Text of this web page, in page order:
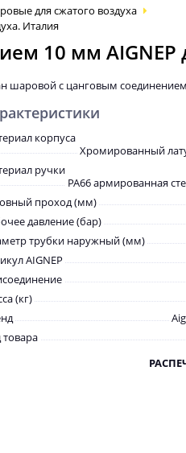
для сжатого воздуха
Италия
10 мм AIGNEP
шаровой с цанговым
корпуса
Хромированный
ручки
PA66 армированная
проход (мм)
давление (бар)
трубки наружный (мм)
AIGNEP
(кг)
товара